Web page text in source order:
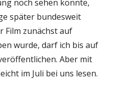
noch sehen konnte,
später bundesweit
Film zunächst auf
wurde, darf ich bis auf
Aber mit
im Juli bei uns lesen.